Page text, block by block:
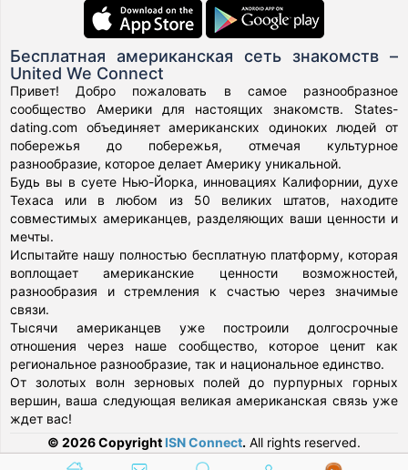
Бесплатная американская сеть знакомств –
United We Connect
Привет! Добро пожаловать в самое разнообразное
сообщество Америки для настоящих знакомств. States-
dating.com объединяет американских одиноких людей от
побережья до побережья, отмечая культурное
разнообразие, которое делает Америку уникальной.
Будь вы в суете Нью-Йорка, инновациях Калифорнии, духе
Техаса или в любом из 50 великих штатов, находите
совместимых американцев, разделяющих ваши ценности и
мечты.
Испытайте нашу полностью бесплатную платформу, которая
воплощает американские ценности возможностей,
разнообразия и стремления к счастью через значимые
связи.
Тысячи американцев уже построили долгосрочные
отношения через наше сообщество, которое ценит как
региональное разнообразие, так и национальное единство.
От золотых волн зерновых полей до пурпурных горных
вершин, ваша следующая великая американская связь уже
ждет вас!
© 2026 Copyright ISN Connect. All rights reserved.